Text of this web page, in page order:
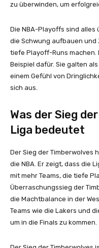
zu überwinden, um
Die NBA-Playoffs sind alles
die Schwung aufbauen
tiefe Playoff-Runs machen.
Beispiel dafür. Sie galten
einem Gefühl von
sich aus.
Was der Sieg
Liga bedeutet
Der Sieg der Timberwolves
die NBA. Er zeigt, dass die
mit mehr Teams, die tiefe
Überraschungssieg der
die Machtbalance in der
Teams wie die Lakers und
um in die Finals zu kommen.